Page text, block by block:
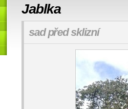
Jablka
sad před sklizní